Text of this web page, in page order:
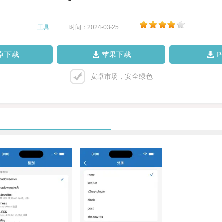
工具 时间：2024-03-25
下载 苹果下载
安卓市场，安全绿色